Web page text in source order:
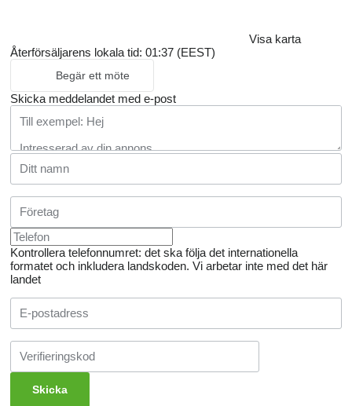
Visa karta
Återförsäljarens lokala tid: 01:37 (EEST)
Begär ett möte
Skicka meddelandet med e-post
Kontrollera telefonnumret: det ska följa det internationella
formatet och inkludera landskoden. Vi arbetar inte med det här
landet